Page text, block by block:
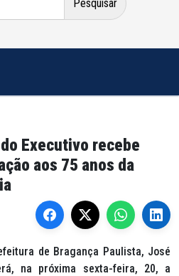
Executivo recebe
aos 75 anos da
de Bragança Paulista, José
na próxima sexta-feira, 20, a